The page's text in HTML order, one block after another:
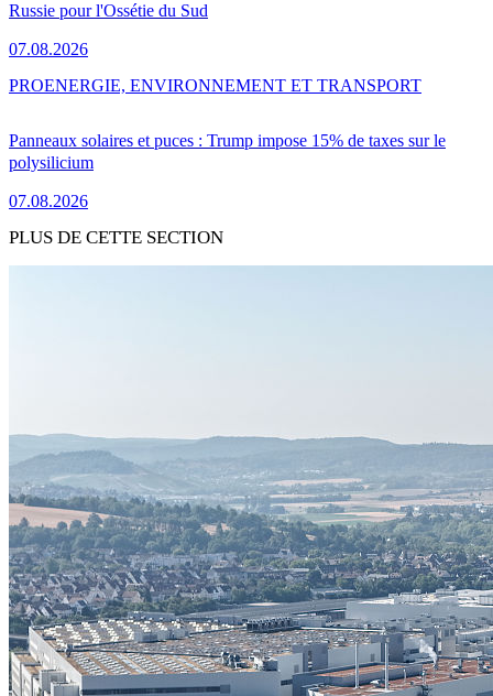
Russie pour l'Ossétie du Sud
07.08.2026
Panneaux solaires et puces : Trump impose 15% de taxes sur le
polysilicium
07.08.2026
PROENERGIE, ENVIRONNEMENT ET TRANSPORT
PLUS DE CETTE SECTION